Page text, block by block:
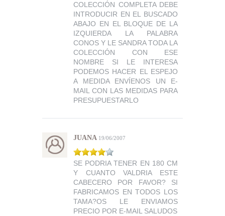
COLECCIÓN COMPLETA DEBE
INTRODUCIR EN EL BUSCADO
ABAJO EN EL BLOQUE DE LA
IZQUIERDA LA PALABRA
CONOS Y LE SANDRA TODA LA
COLECCIÓN CON ESE
NOMBRE SI LE INTERESA
PODEMOS HACER EL ESPEJO
A MEDIDA ENVÍENOS UN E-
MAIL CON LAS MEDIDAS PARA
PRESUPUESTARLO
JUANA 19/06/2007
SE PODRIA TENER EN 180 CM
Y CUANTO VALDRIA ESTE
CABECERO POR FAVOR? SI
FABRICAMOS EN TODOS LOS
TAMA?OS LE ENVIAMOS
PRECIO POR E-MAIL SALUDOS